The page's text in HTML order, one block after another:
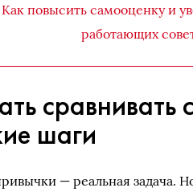
Как повысить самооценку и
работающих
сравнивать
шаги
— реальная задача.